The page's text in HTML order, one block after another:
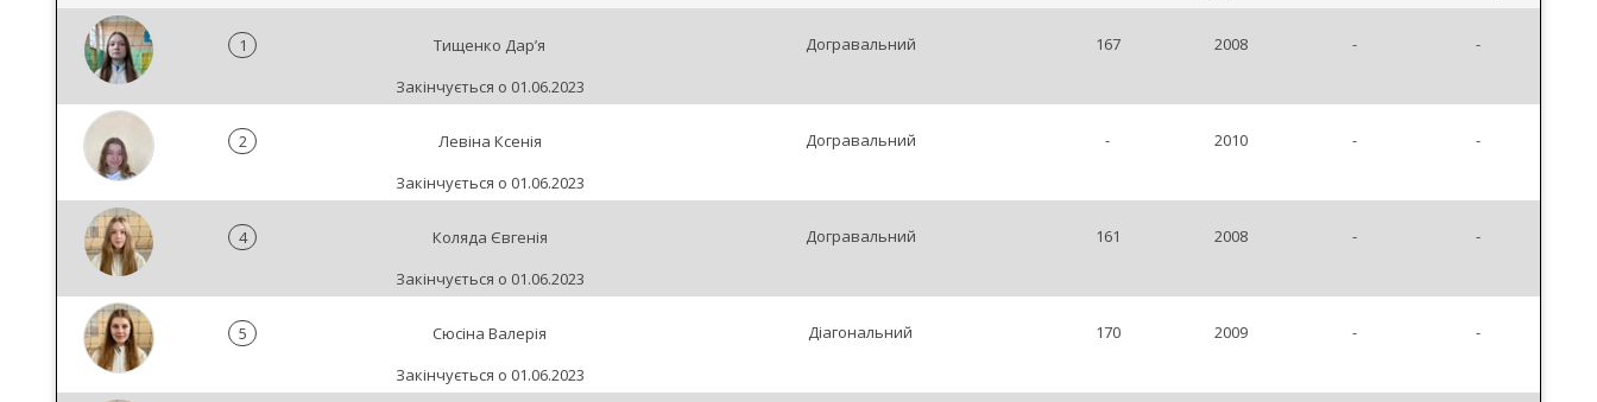
1
Тищенко Дар’я
Закінчується о 01.06.2023
Догравальний 167 2008 - -
2
Левіна Ксенія
Закінчується о 01.06.2023
Догравальний - 2010 - -
4
Коляда Євгенія
Закінчується о 01.06.2023
Догравальний 161 2008 - -
5
Сюсіна Валерія
Закінчується о 01.06.2023
Діагональний 170 2009 - -